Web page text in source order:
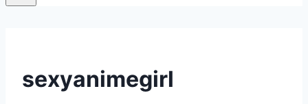
sexyanimegirl